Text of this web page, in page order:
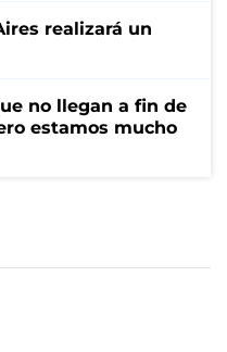
realizará un
no llegan a fin de
estamos mucho